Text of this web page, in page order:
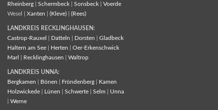
Rheinberg
Schermbeck Sonsbeck
Voerde
Wesel | Xanten (Kleve) (Rees)
LANDKREIS RECKLINGHAUSEN:
Castrop-Rauxel
Datteln Dorsten
Gladbeck
Haltern am See
Herten
Oer-Erkenschwick
Marl
Recklinghausen Waltrop
LANDKREIS UNNA:
Bergkamen
Bönen Fröndenberg
Kamen
Holzwickede
Lünen Schwerte Selm
Unna
Werne